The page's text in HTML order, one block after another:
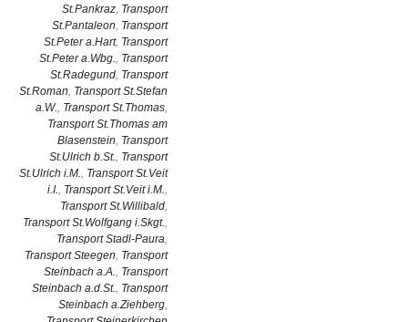
St.Pankraz, Transport
St.Pantaleon, Transport
St.Peter a.Hart, Transport
St.Peter a.Wbg., Transport
St.Radegund, Transport
St.Roman, Transport St.Stefan
a.W., Transport St.Thomas,
Transport St.Thomas am
Blasenstein, Transport
St.Ulrich b.St., Transport
St.Ulrich i.M., Transport St.Veit
i.I., Transport St.Veit i.M.,
Transport St.Willibald,
Transport St.Wolfgang i.Skgt.,
Transport Stadl-Paura,
Transport Steegen, Transport
Steinbach a.A., Transport
Steinbach a.d.St., Transport
Steinbach a.Ziehberg,